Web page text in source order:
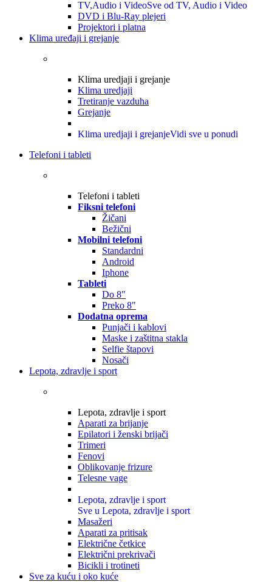
TV,Audio i VideoSve od TV, Audio i Video
DVD i Blu-Ray plejeri
Projektori i platna
Klima uređaji i grejanje
Klima uredjaji i grejanje
Klima uredjaji
Tretiranje vazduha
Grejanje
Klima uredjaji i grejanjeVidi sve u ponudi
Telefoni i tableti
Telefoni i tableti
Fiksni telefoni
Žičani
Bežični
Mobilni telefoni
Standardni
Android
Iphone
Tableti
Do 8"
Preko 8"
Dodatna oprema
Punjači i kablovi
Maske i zaštitna stakla
Selfie štapovi
Nosači
Lepota, zdravlje i sport
Lepota, zdravlje i sport
Aparati za brijanje
Epilatori i ženski brijači
Trimeri
Fenovi
Oblikovanje frizure
Telesne vage
Lepota, zdravlje i sport
Sve u Lepota, zdravlje i sport
Masažeri
Aparati za pritisak
Električne četkice
Električni prekrivači
Bicikli i trotineti
Sve za kuću i oko kuće